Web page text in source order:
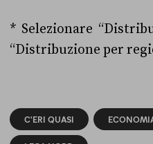
* Selezionare
“Distribuzione per
C'ERI QUASI